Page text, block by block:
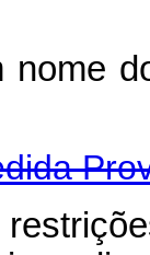
nome